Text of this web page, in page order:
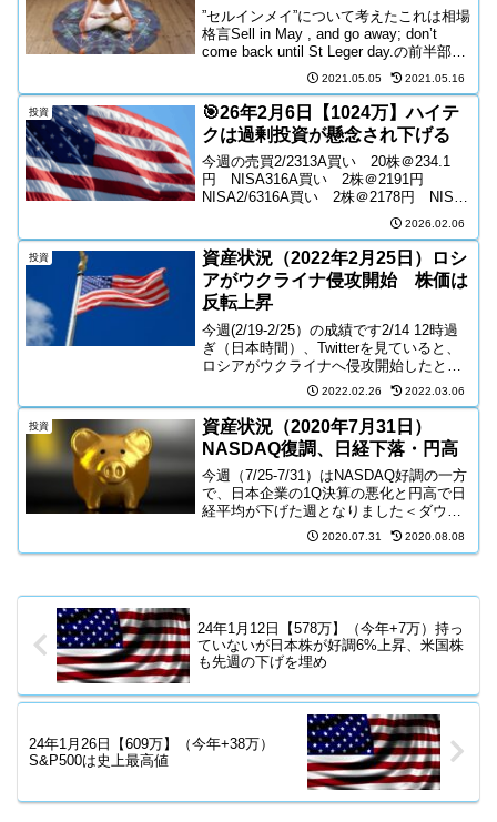
”セルインメイ”について考えたこれは相場
格言Sell in May , and go away; don’t
come back until St Leger day.の前半部分
を抜き出した言葉だ5月が相場の高値とな
ることを言っている発生原...
2021.05.05 2021.05.16
投資
🎯26年2月6日【1024万】ハイテ
クは過剰投資が懸念され下げる
今週の売買2/2313A買い 20株＠234.1
円 NISA316A買い 2株＠2191円
NISA2/6316A買い 2株＠2178円 NISA
昨日から2.3%下げたのでルール違反の買
い313Aは1.0%の下げしかなく見送り
FANG+買い...
2026.02.06
投資
資産状況（2022年2月25日）ロシ
アがウクライナ侵攻開始 株価は
反転上昇
今週(2/19-2/25）の成績です2/14 12時過
ぎ（日本時間）、Twitterを見ていると、
ロシアがウクライナへ侵攻開始したとの
TLが。未明のウクライナの街からの対空
射撃が市民のスマホを通して、世界へ拡
散されている。今週の出来事2/1...
2022.02.26 2022.03.06
投資
資産状況（2020年7月31日）
NASDAQ復調、日経下落・円高
今週（7/25-7/31）はNASDAQ好調の一方
で、日本企業の1Q決算の悪化と円高で日
経平均が下げた週となりました＜ダウ
日足 1カ月＞＜NASDAQ 日足 1カ月
＞＜日経 日足 1カ月＞【出典】yahoo
2020.07.31 2020.08.08
24年1月12日【578万】（今年+7万）持っ
ていないが日本株が好調6%上昇、米国株
も先週の下げを埋め
24年1月26日【609万】（今年+38万）
S&P500は史上最高値